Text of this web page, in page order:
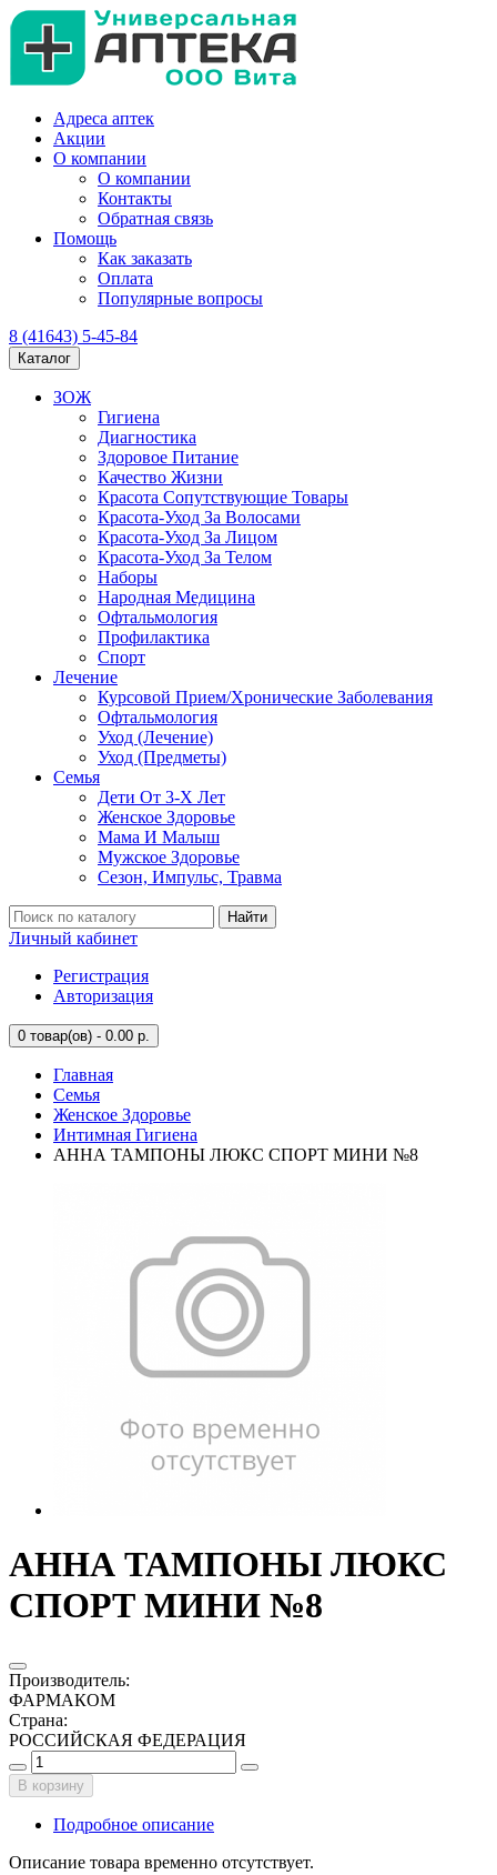
Адреса аптек
Акции
О компании
О компании
Контакты
Обратная связь
Помощь
Как заказать
Оплата
Популярные вопросы
8 (41643) 5-45-84
Каталог
ЗОЖ
Гигиена
Диагностика
Здоровое Питание
Качество Жизни
Красота Сопутствующие Товары
Красота-Уход За Волосами
Красота-Уход За Лицом
Красота-Уход За Телом
Наборы
Народная Медицина
Офтальмология
Профилактика
Спорт
Лечение
Курсовой Прием/Хронические Заболевания
Офтальмология
Уход (Лечение)
Уход (Предметы)
Семья
Дети От 3-Х Лет
Женское Здоровье
Мама И Малыш
Мужское Здоровье
Сезон, Импульс, Травма
Найти
Личный кабинет
Регистрация
Авторизация
0 товар(ов) - 0.00 р.
Главная
Семья
Женское Здоровье
Интимная Гигиена
АННА ТАМПОНЫ ЛЮКС СПОРТ МИНИ №8
АННА ТАМПОНЫ ЛЮКС
СПОРТ МИНИ №8
Производитель:
ФАРМАКОМ
Страна:
РОССИЙСКАЯ ФЕДЕРАЦИЯ
В корзину
Подробное описание
Описание товара временно отсутствует.